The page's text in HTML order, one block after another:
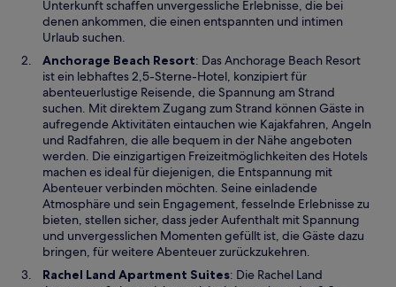
n
e
e
n
F
e
n
s
t
e
r
g
e
ö
f
f
n
Unterkunft schaffen unvergessliche Erlebnisse, die bei
denen ankommen, die einen entspannten und intimen
Urlaub suchen.
Anchorage Beach ResortW
i
r
d
i
n
e
i
n
e
m
n
e
u
e
: Das Anchorage Beach Resort
ist ein lebhaftes 2,5-Sterne-Hotel, konzipiert für
abenteuerlustige Reisende, die Spannung am Strand
suchen. Mit direktem Zugang zum Strand können Gäste in
aufregende Aktivitäten eintauchen wie Kajakfahren, Angeln
und Radfahren, die alle bequem in der Nähe angeboten
werden. Die einzigartigen Freizeitmöglichkeiten des Hotels
machen es ideal für diejenigen, die Entspannung mit
Abenteuer verbinden möchten. Seine einladende
Atmosphäre und sein Engagement, fesselnde Erlebnisse zu
bieten, stellen sicher, dass jeder Aufenthalt mit Spannung
und unvergesslichen Momenten gefüllt ist, die Gäste dazu
bringen, für weitere Abenteuer zurückzukehren.
Rachel Land Apartment SuitesW
: Die Rachel Land